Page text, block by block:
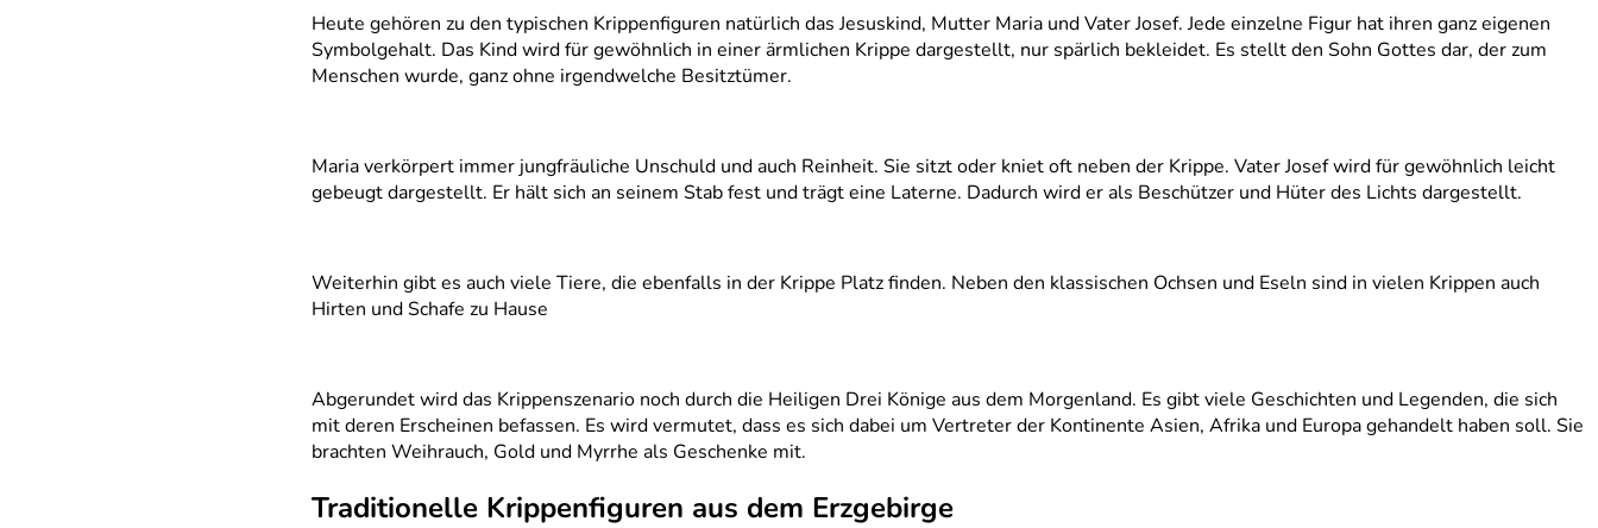
Heute gehören zu den typischen Krippenfiguren natürlich das Jesuskind, Mutter Maria und Vater Josef. Jede einzelne Figur hat ihren ganz eigenen
Symbolgehalt. Das Kind wird für gewöhnlich in einer ärmlichen Krippe dargestellt, nur spärlich bekleidet. Es stellt den Sohn Gottes dar, der zum
Menschen wurde, ganz ohne irgendwelche Besitztümer.
Maria verkörpert immer jungfräuliche Unschuld und auch Reinheit. Sie sitzt oder kniet oft neben der Krippe. Vater Josef wird für gewöhnlich leicht
gebeugt dargestellt. Er hält sich an seinem Stab fest und trägt eine Laterne. Dadurch wird er als Beschützer und Hüter des Lichts dargestellt.
Weiterhin gibt es auch viele Tiere, die ebenfalls in der Krippe Platz finden. Neben den klassischen Ochsen und Eseln sind in vielen Krippen auch
Hirten und Schafe zu Hause
Abgerundet wird das Krippenszenario noch durch die Heiligen Drei Könige aus dem Morgenland. Es gibt viele Geschichten und Legenden, die sich
mit deren Erscheinen befassen. Es wird vermutet, dass es sich dabei um Vertreter der Kontinente Asien, Afrika und Europa gehandelt haben soll. Sie
brachten Weihrauch, Gold und Myrrhe als Geschenke mit.
Traditionelle Krippenfiguren aus dem Erzgebirge